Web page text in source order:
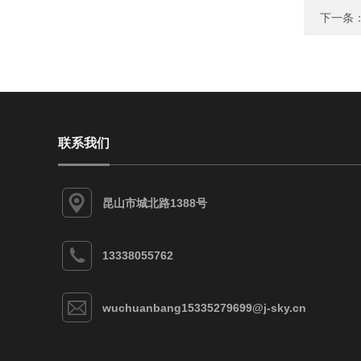
下一条：
联系我们
昆山市城北路1388号
13338055762
wuchuanbang15335279699@j-sky.cn